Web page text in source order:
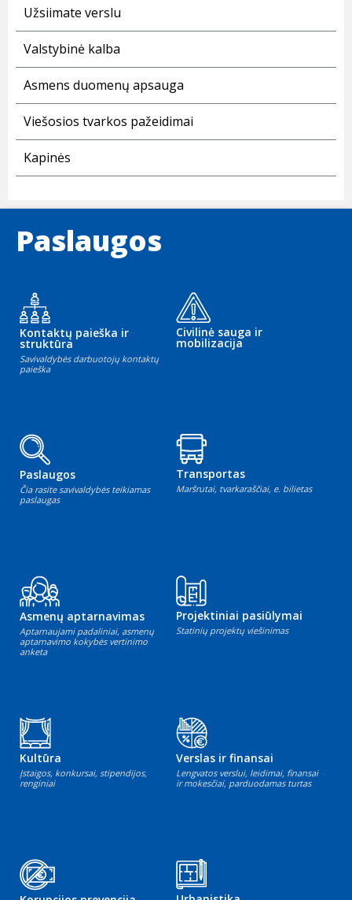
Užsiimate verslu
Valstybinė kalba
Asmens duomenų apsauga
Viešosios tvarkos pažeidimai
Kapinės
Paslaugos
Kontaktų paieška ir
struktūra
Savivaldybės darbuotojų kontaktų
paieška
Civilinė sauga ir
mobilizacija
Paslaugos
Čia rasite savivaldybės teikiamas
paslaugas
Transportas
Maršrutai, tvarkaraščiai, e. bilietas
Asmenų aptarnavimas
Aptarnaujami padaliniai, asmenų
aptarnavimo kokybės vertinimo
anketa
Projektiniai pasiūlymai
Statinių projektų viešinimas
Kultūra
Įstaigos, konkursai, stipendijos,
renginiai
Verslas ir finansai
Lengvatos verslui, leidimai, finansai
ir mokesčiai, parduodamas turtas